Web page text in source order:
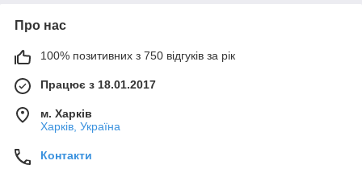
Про нас
100% позитивних з 750 відгуків за рік
Працює з 18.01.2017
м. Харків
Харків, Україна
Контакти